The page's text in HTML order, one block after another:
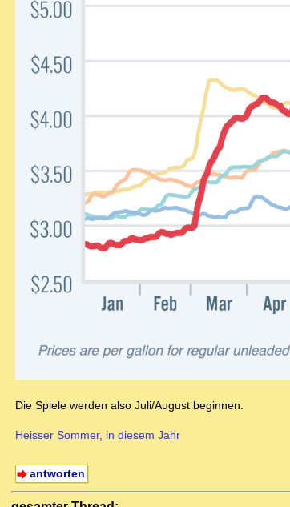
Die Spiele werden also Juli/August beginnen.
Heisser Sommer, in diesem Jahr
antworten